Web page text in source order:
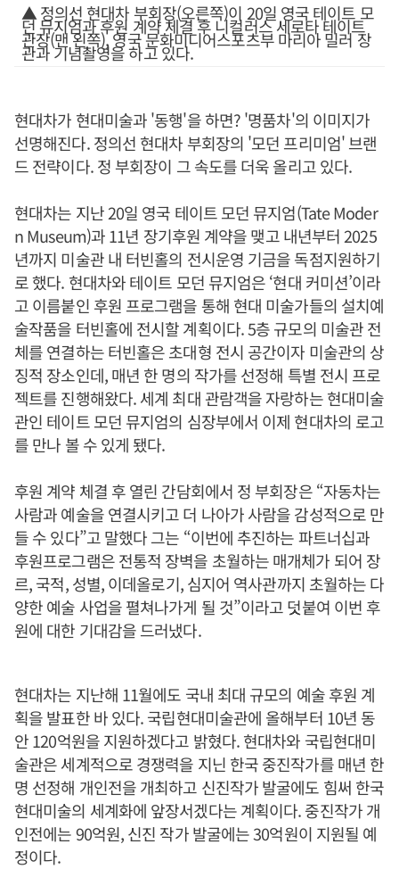
▲ 정의선 현대차 부회장(오른쪽)이 20일 영국 테이트 모
던 뮤지엄과 후원 계약 체결 후 니컬러스 세로타 테이트
관장(맨 왼쪽), 영국 문화미디어스포츠부 마리아 밀러 장
관과 기념촬영을 하고 있다.
현대차가 현대미술과 '동행'을 하면? '명품차'의 이미지가
선명해진다. 정의선 현대차 부회장의 '모던 프리미엄' 브랜
드 전략이다. 정 부회장이 그 속도를 더욱 올리고 있다.
현대차는 지난 20일 영국 테이트 모던 뮤지엄(Tate Moder
n Museum)과 11년 장기후원 계약을 맺고 내년부터 2025
년까지 미술관 내 터빈홀의 전시운영 기금을 독점지원하기
로 했다. 현대차와 테이트 모던 뮤지엄은 ‘현대 커미션’이라
고 이름붙인 후원 프로그램을 통해 현대 미술가들의 설치예
술작품을 터빈홀에 전시할 계획이다. 5층 규모의 미술관 전
체를 연결하는 터빈홀은 초대형 전시 공간이자 미술관의 상
징적 장소인데, 매년 한 명의 작가를 선정해 특별 전시 프로
젝트를 진행해왔다. 세계 최대 관람객을 자랑하는 현대미술
관인 테이트 모던 뮤지엄의 심장부에서 이제 현대차의 로고
를 만나 볼 수 있게 됐다.
후원 계약 체결 후 열린 간담회에서 정 부회장은 “자동차는
사람과 예술을 연결시키고 더 나아가 사람을 감성적으로 만
들 수 있다”고 말했다 그는 “이번에 추진하는 파트너십과
후원프로그램은 전통적 장벽을 초월하는 매개체가 되어 장
르, 국적, 성별, 이데올로기, 심지어 역사관까지 초월하는 다
양한 예술 사업을 펼쳐나가게 될 것”이라고 덧붙여 이번 후
원에 대한 기대감을 드러냈다.
현대차는 지난해 11월에도 국내 최대 규모의 예술 후원 계
획을 발표한 바 있다. 국립현대미술관에 올해부터 10년 동
안 120억원을 지원하겠다고 밝혔다. 현대차와 국립현대미
술관은 세계적으로 경쟁력을 지닌 한국 중진작가를 매년 한
명 선정해 개인전을 개최하고 신진작가 발굴에도 힘써 한국
현대미술의 세계화에 앞장서겠다는 계획이다. 중진작가 개
인전에는 90억원, 신진 작가 발굴에는 30억원이 지원될 예
정이다.